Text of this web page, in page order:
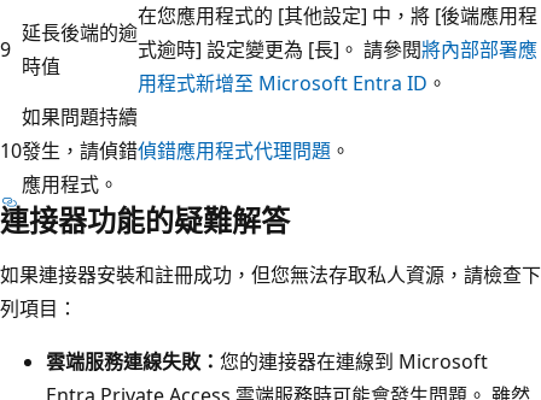
9
延長後端的逾
時值
在您應用程式的 [其他設定] 中，將 [後端應用程
式逾時] 設定變更為 [長] 。 請參閱將內部部署應
用程式新增至 Microsoft Entra ID 。
10
如果問題持續
發生，請偵錯
應用程式。
偵錯應用程式代理問題 。
連接器功能的疑難解答
如果連接器安裝和註冊成功，但您無法存取私人資源，請檢查下
列項目：
雲端服務連線失敗： 您的連接器在連線到 Microsoft